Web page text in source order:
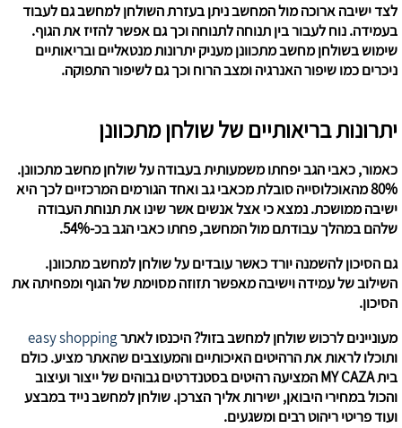
לצד ישיבה ארוכה מול המחשב ניתן בעזרת השולחן למחשב גם לעבוד
בעמידה. נוח לעבור בין תנוחה לתנוחה וכך גם אפשר להזיז את הגוף.
שימוש בשולחן מחשב מתכוונן מעניק יתרונות מנטאליים ובריאותיים
ניכרים כמו שיפור האנרגיה ומצב הרוח וכך גם לשיפור התפוקה.
יתרונות בריאותיים של שולחן מתכוונן
כאמור, כאבי הגב יפחתו משמעותית בעבודה על שולחן מחשב מתכוונן.
80% מהאוכלוסייה סובלת מכאבי גב ואחד הגורמים המרכזיים לכך היא
ישיבה ממושכת. נמצא כי אצל אנשים אשר שינו את תנוחת העבודה
שלהם במהלך עבודתם מול המחשב, פחתו כאבי הגב בכ-54%.
גם הסיכון להשמנה יורד כאשר עובדים על שולחן למחשב מתכוונן.
השילוב של עמידה וישיבה מאפשר תזוזה מסוימת של הגוף ומפחיתה את
הסיכון.
מעוניינים לרכוש שולחן למחשב בזול? היכנסו לאתרeasy shopping
ותוכלו לראות את הרהיטים האיכותיים והמעוצבים שהאתר מציע. כולם
בית MY CAZA המציעה רהיטים בסטנדרטים גבוהים של ייצור ועיצוב
והכול במחירי היבואן, ישירות אליך הצרכן. שולחן למחשב נייד במבצע
ועוד פריטי ריהוט רבים ומשגעים.